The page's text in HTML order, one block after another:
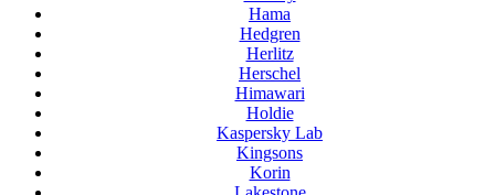
Hama
Hedgren
Herlitz
Herschel
Himawari
Holdie
Kaspersky Lab
Kingsons
Korin